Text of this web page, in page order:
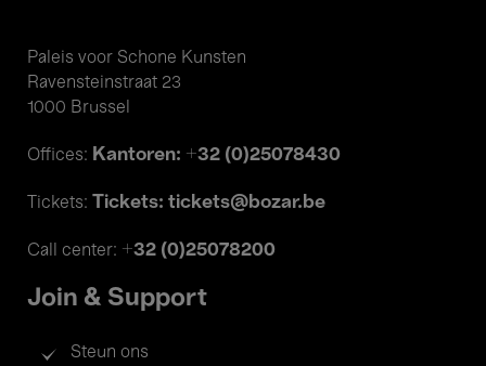
Paleis voor Schone Kunsten
Ravensteinstraat 23
1000 Brussel
Offices: Kantoren: +32 (0)25078430
Tickets: Tickets: tickets@bozar.be
Call center: +32 (0)25078200
Join & Support
Steun ons